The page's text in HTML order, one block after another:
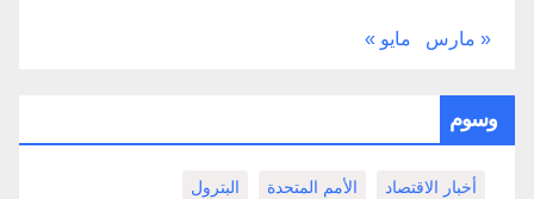
« مارس مايو »
وسوم
أخبار الاقتصاد الأمم المتحدة البترول